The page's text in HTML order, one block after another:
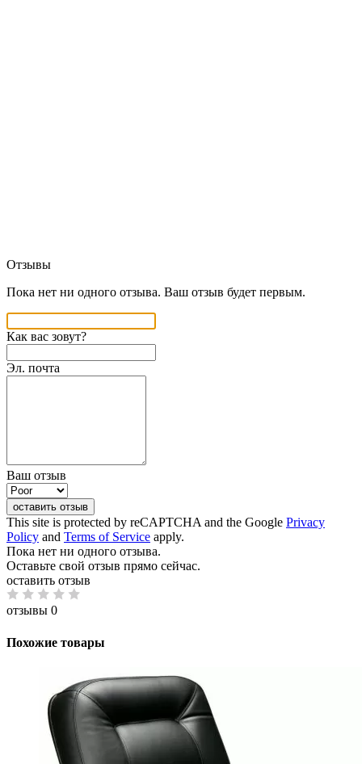
Отзывы
Пока нет ни одного отзыва. Ваш отзыв будет первым.
Как вас зовут?
Эл. почта
Ваш отзыв
оставить отзыв
This site is protected by reCAPTCHA and the Google Privacy
Policy and Terms of Service apply.
Пока нет ни одного отзыва.
Оставьте свой отзыв прямо сейчас.
оставить отзыв
отзывы 0
Похожие товары